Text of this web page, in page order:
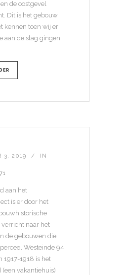
de oostgevel
Dit is het gebouw
kennen toen wij er
aan de slag gingen.
3, 2019 IN
aan het
is er door het
naar het
de gebouwen die
Westeinde 94
1917-1918 is het
(een vakantiehuis)